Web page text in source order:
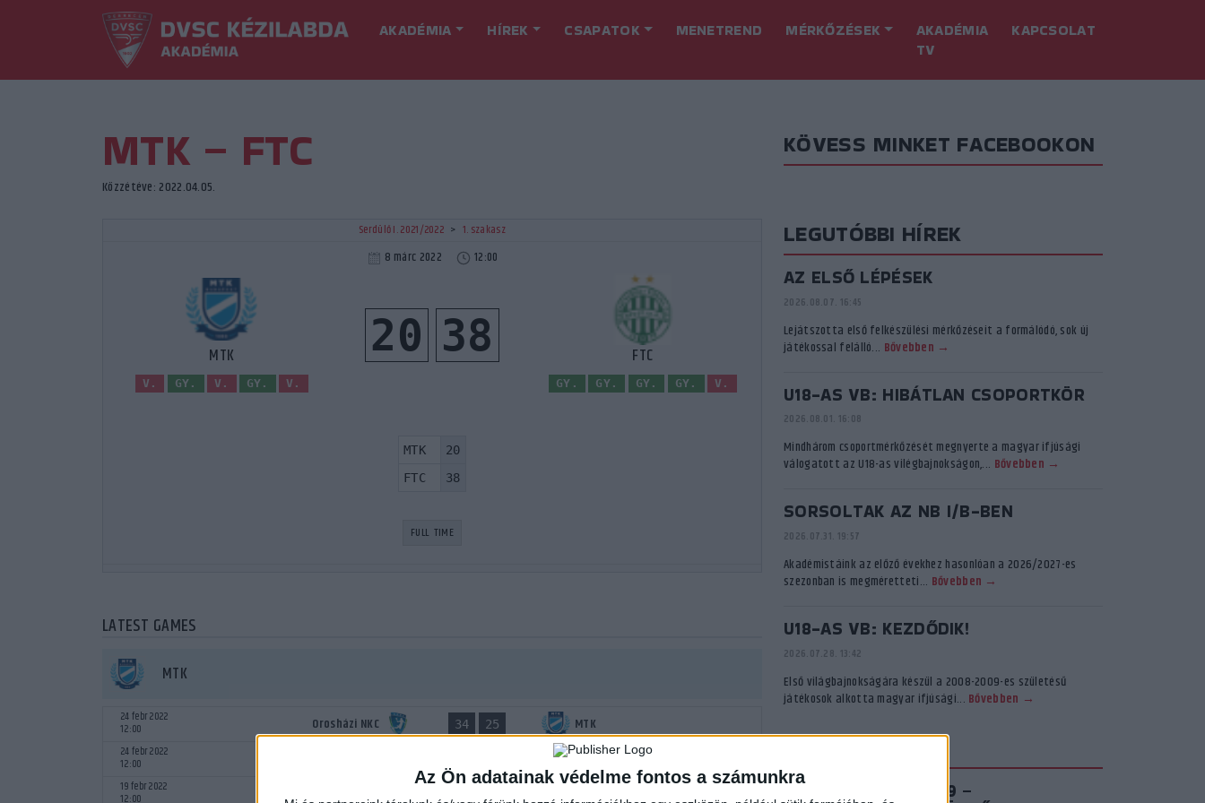
Az Ön adatainak védelme fontos a számunkra
AKADÉMIA HÍREK CSAPATOK MENETREND MÉRKŐZÉSEK
AKADÉMIA
TV
KAPCSOLAT
MTK – FTC
Közzétéve: 2022.04.05.
Serdülő I. 2021/2022 > 1. szakasz
8 márc 2022 12:00
MTK
V. GY. V. GY. V.
20 38 FTC
GY. GY. GY. GY. V.
MTK
20
FTC
38
FULL TIME
LATEST GAMES
MTK
24 febr 2022
12:00
Orosházi NKC 34 25 MTK
24 febr 2022
12:00
MTK
19 febr 2022
12:00
KÖVESS MINKET FACEBOOKON
LEGUTÓBBI HÍREK
AZ ELSŐ LÉPÉSEK
2026.08.07. 16:45
Lejátszotta első felkészülési mérkőzéseit a formálódó, sok új
játékossal felálló... Bővebben →
U18-AS VB: HIBÁTLAN CSOPORTKÖR
2026.08.01. 16:08
Mindhárom csoportmérkőzését megnyerte a magyar ifjúsági
válogatott az U18-as vilégbajnokságon,... Bővebben →
SORSOLTAK AZ NB I/B-BEN
2026.07.31. 19:57
Akadémistáink az előző évekhez hasonlóan a 2026/2027-es
szezonban is megméretteti... Bővebben →
U18-AS VB: KEZDŐDIK!
2026.07.28. 13:42
Első világbajnokságára készül a 2008-2009-es születésű
játékosok alkotta magyar ifjúsági... Bővebben →
AKADÉMIA TV
PIROSFEHÉR S03E09 –